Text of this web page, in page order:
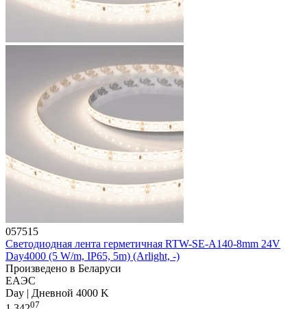
057515
Светодиодная лента герметичная RTW-SE-A140-8mm 24V
Day4000 (5 W/m, IP65, 5m) (Arlight, -)
Произведено в Беларуси
ЕАЭС
Day | Дневной 4000 K
07